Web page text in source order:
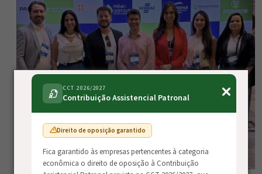
CCT 2026/2027
Contribuição Assistencial Patronal
Direito de oposição garantido
Fica garantido às empresas pertencentes à categoria
econômica o direito de oposição à Contribuição